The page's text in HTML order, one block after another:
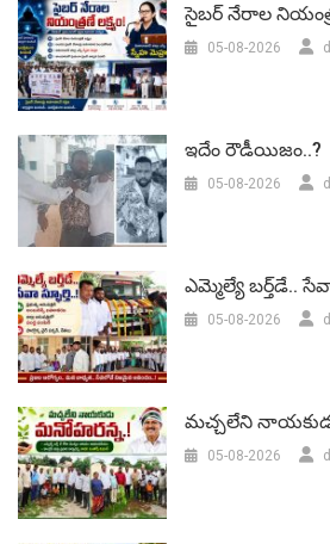
సైబర్ నేరాల
05-08-2026
ఇదేం రౌడీయిజం..?
05-08-2026
ఎమ్మెల్యే బర్త్‌డే.. సేవా
05-08-2026
మచ్చలేని
05-08-2026